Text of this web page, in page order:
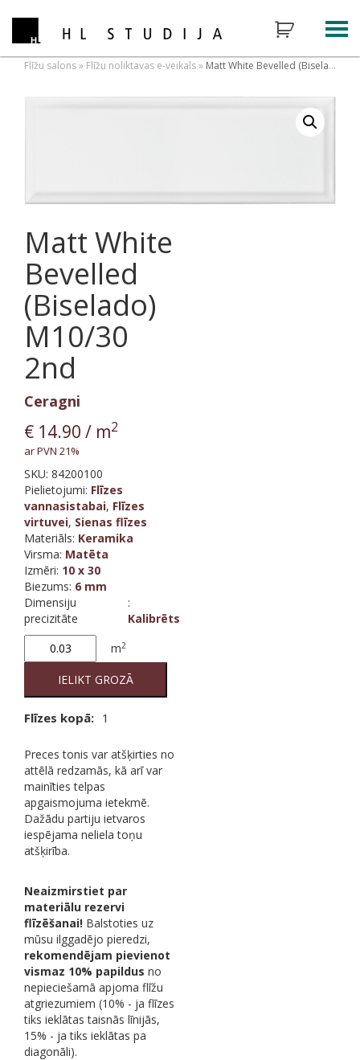
Flīžu salons» Flīžu noliktavas e-veikals» Matt White Bevelled (Biselado) M10/30 2nd
Matt White
Bevelled
(Biselado)
M10/30
2nd
Ceragni
€ 14.90 / m2
ar PVN 21%
SKU: 84200100
Pielietojumi: Flīzes
vannasistabai, Flīzes
virtuvei, Sienas flīzes
Materiāls: Keramika
Virsma: Matēta
Izmēri: 10 x 30
Biezums: 6 mm
Dimensiju
precizitāte
:
Kalibrēts
Matt
White
Bevelled
2nd
m2
IELIKT GROZĀ
Flīzes kopā: 1
Preces tonis var atšķirties no
attēlā redzamās, kā arī var
mainīties telpas
apgaismojuma ietekmē.
Dažādu partiju ietvaros
iespējama neliela toņu
atšķirība.
Neaizmirstiet par
materiālu rezervi
flīzēšanai! Balstoties uz
mūsu ilggadējo pieredzi,
rekomendējam pievienot
vismaz 10% papildus no
nepieciešamā apjoma flīžu
atgriezumiem (10% - ja flīzes
tiks ieklātas taisnās līnijās,
15% - ja tiks ieklātas pa
diagonāli).